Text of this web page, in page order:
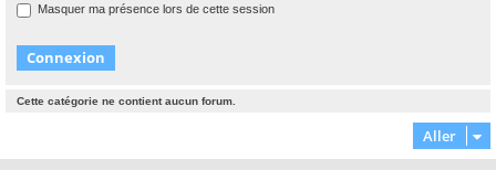
Masquer ma présence lors de cette session
Cette catégorie ne contient aucun forum.
Aller